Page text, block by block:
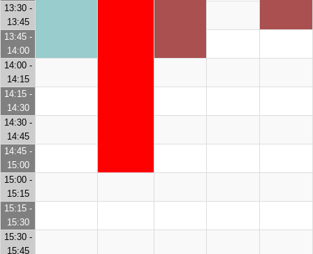
13:30 -
13:45
13:45 -
14:00
14:00 -
14:15
14:15 -
14:30
14:30 -
14:45
14:45 -
15:00
15:00 -
15:15
15:15 -
15:30
15:30 -
15:45